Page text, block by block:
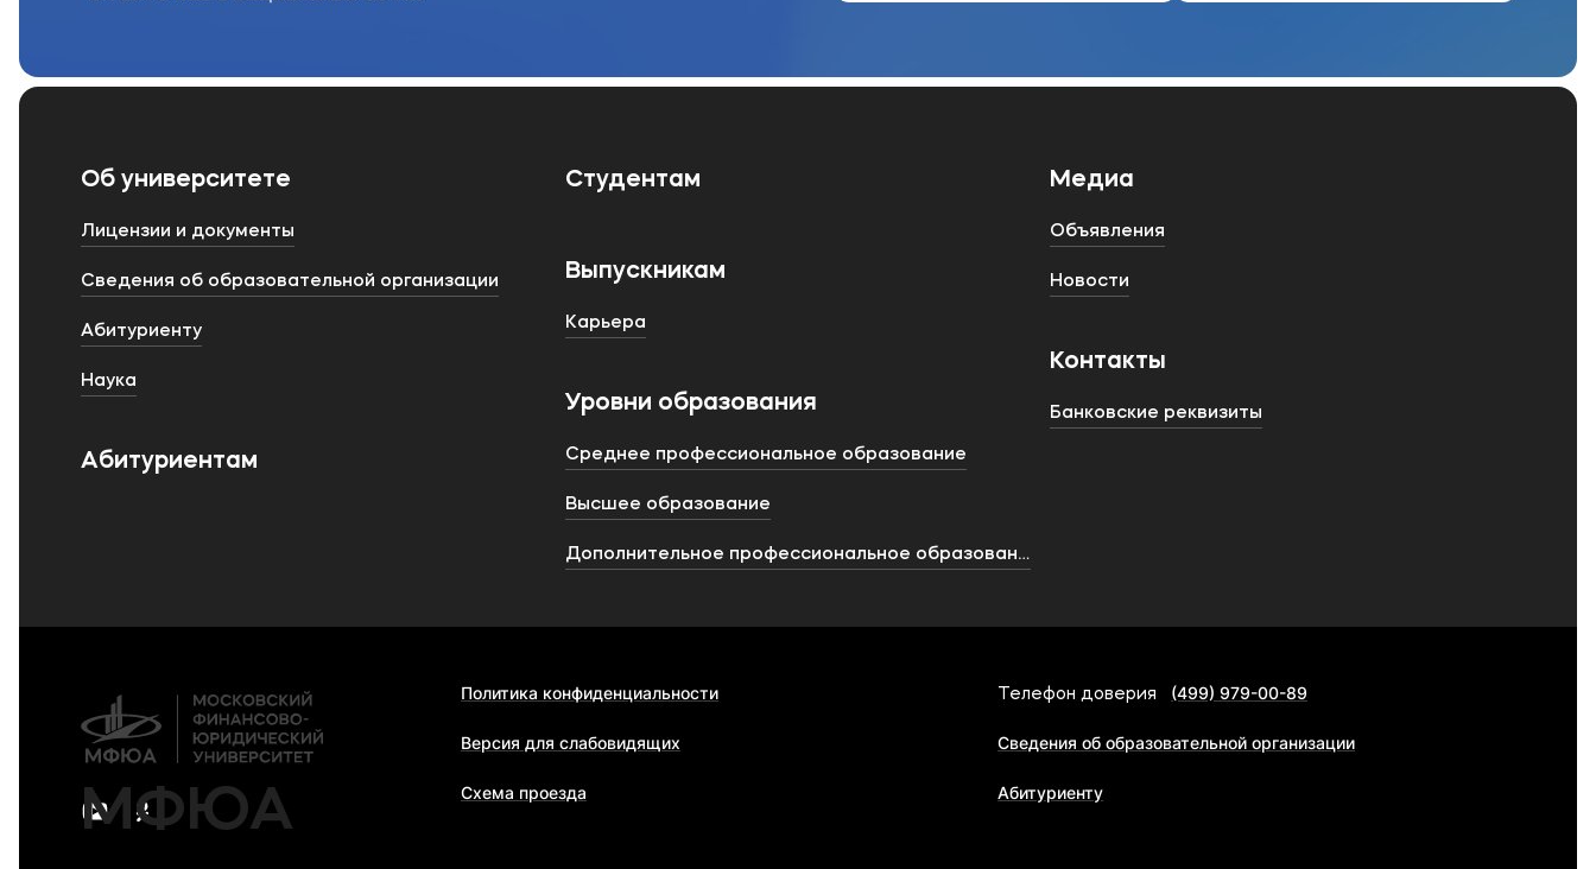
Об университете
Лицензии и документы
Сведения об образовательной организации
Абитуриенту
Наука
Абитуриентам
Студентам
Выпускникам
Карьера
Уровни образования
Среднее профессиональное образование
Высшее образование
Дополнительное профессиональное образование
Медиа
Объявления
Новости
Контакты
Банковские реквизиты
МФЮА
Политика конфиденциальности
Версия для слабовидящих
Телефон доверия (499) 979-00-89
Сведения об образовательной организации
Схема проезда Абитуриенту